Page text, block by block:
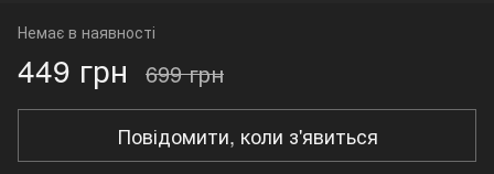
Немає в наявності
449 грн 699 грн
Повідомити, коли з'явиться